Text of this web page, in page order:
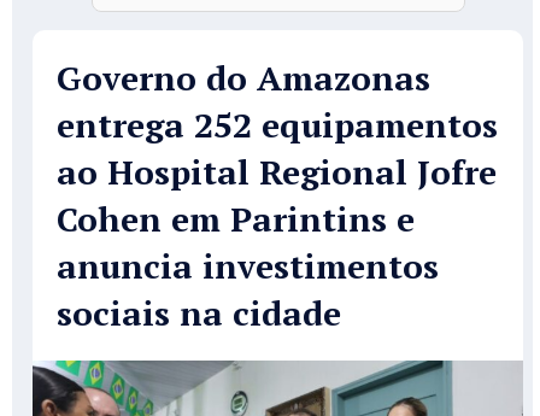
Governo do Amazonas
entrega 252 equipamentos
ao Hospital Regional Jofre
Cohen em Parintins e
anuncia investimentos
sociais na cidade